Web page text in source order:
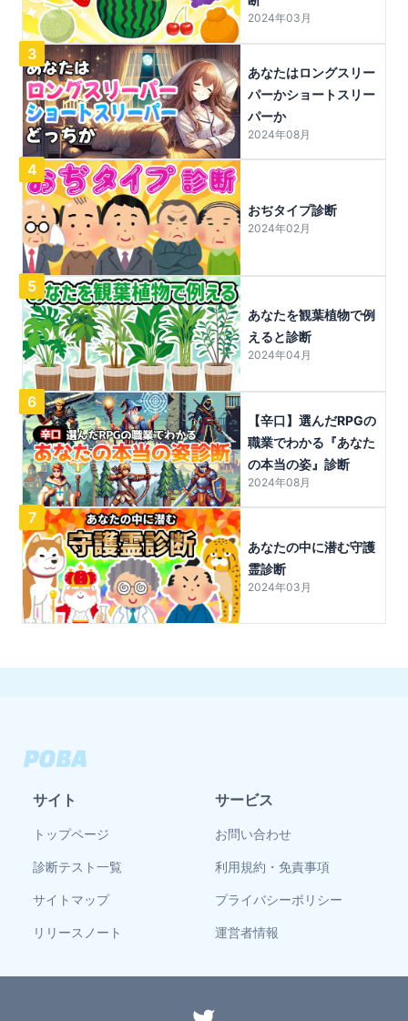
2024年03月
3
あなたはロングスリー
パーかショートスリー
パーか
2024年08月
4
おぢタイプ診断
2024年02月
5
あなたを観葉植物で例
えると診断
2024年04月
6
【辛口】選んだRPGの
職業でわかる『あなた
の本当の姿』診断
2024年08月
7
あなたの中に潜む守護
霊診断
2024年03月
サイト
トップページ
診断テスト一覧
サイトマップ
リリースノート
サービス
お問い合わせ
利用規約・免責事項
プライバシーポリシー
運営者情報